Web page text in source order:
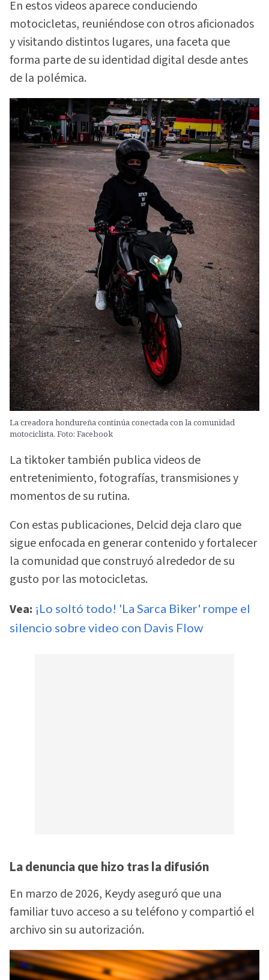
En estos videos aparece conduciendo
motocicletas, reuniéndose con otros aficionados
y visitando distintos lugares, una faceta que
forma parte de su identidad digital desde antes
de la polémica.
La creadora hondureña continúa conectada con la comunidad
motociclista. Foto: Facebook
La tiktoker también publica videos de
entretenimiento, fotografías, transmisiones y
momentos de su rutina.
Con estas publicaciones, Delcid deja claro que
sigue enfocada en generar contenido y fortalecer
la comunidad que construyó alrededor de su
gusto por las motocicletas.
Vea: ¡Lo soltó todo! 'La Sarca Biker' rompe el
silencio sobre video con Davis Flow
La denuncia que hizo tras la difusión
En marzo de 2026, Keydy aseguró que una
familiar tuvo acceso a su teléfono y compartió el
archivo sin su autorización.